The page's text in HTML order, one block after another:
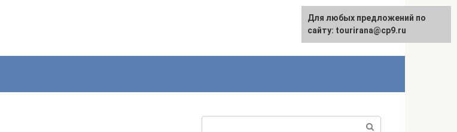
English
Для любых предложений по
сайту: tourirana@cp9.ru